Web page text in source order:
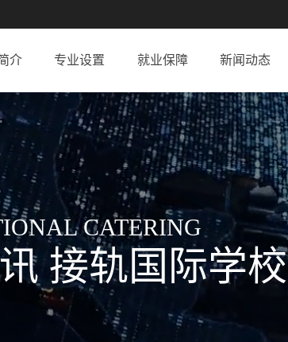
介 专业设置 就业保障 新闻动态
CATERING
接轨国际学校